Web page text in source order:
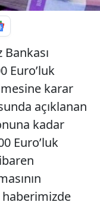
Euro’luk
karar
açıklanan
kadar
Euro’luk